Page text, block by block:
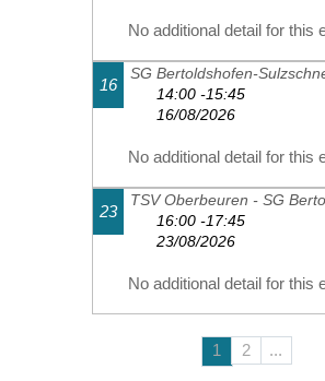
No additional detail for this
16
14:00 -15:45
16/08/2026
No additional detail for this
23
16:00 -17:45
23/08/2026
No additional detail for this
1 2 ...